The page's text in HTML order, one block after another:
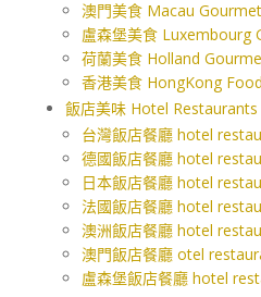
澳門美食 Macau Gourmet
盧森堡美食 Luxembourg
荷蘭美食 Holland
香港美食 HongKong Food
飯店美味 Hotel Restaurants
台灣飯店餐廳 hotel
德國飯店餐廳 hotel
日本飯店餐廳 hotel
法國飯店餐廳 hotel
澳洲飯店餐廳 hotel
澳門飯店餐廳 otel
盧森堡飯店餐廳 hotel